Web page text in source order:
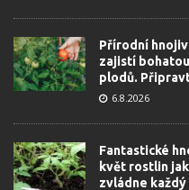
Přírodní
zajistí
plodů.
6.8.2026
Fantastické
květ rostlin
zvládne každý